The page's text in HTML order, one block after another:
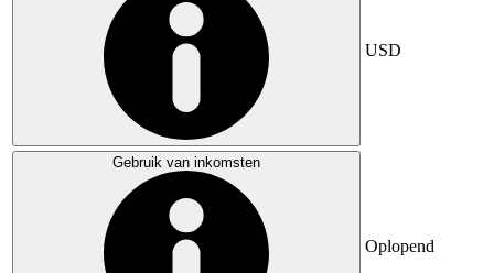
USD
Gebruik van inkomsten
Oplopend